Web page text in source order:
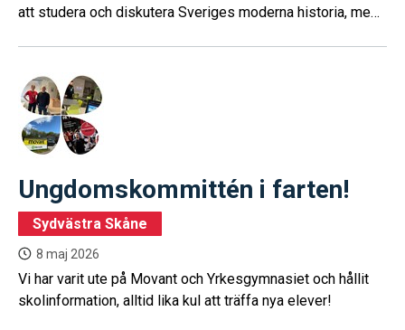
att studera och diskutera Sveriges moderna historia, med
Ungdomskommittén i farten!
Sydvästra Skåne
8 maj 2026
Vi har varit ute på Movant och Yrkesgymnasiet och hållit
skolinformation, alltid lika kul att träffa nya elever!